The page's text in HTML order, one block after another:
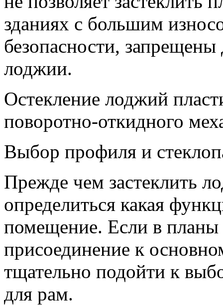
зданиях с большим
безопасности,
лоджии.
Остекление лоджий
поворотно-откидного
Выбор профиля и
Прежде чем застеклить
определиться какая
помещение. Если в планы
присоединение к
тщательно подойти к
для рам.